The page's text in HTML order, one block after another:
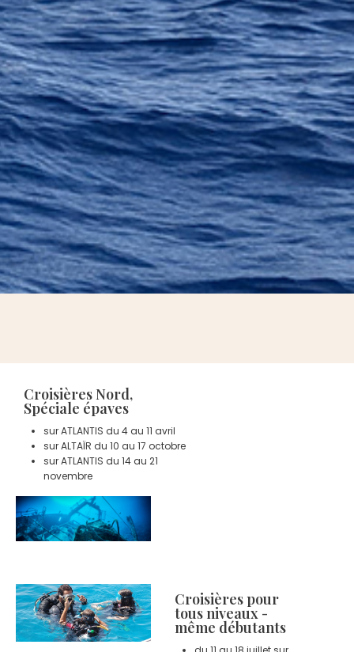
Croisières Nord,
Spéciale épaves
sur ATLANTIS du 4 au 11 avril
sur ALTAÏR du 10 au 17 octobre
sur ATLANTIS du 14 au 21
novembre
Croisières pour
tous niveaux -
même débutants